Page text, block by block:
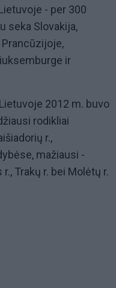
- per 300
seka Slovakija,
Prancūzijoje,
ir
2012 m. buvo
rodikliai
r.,
mažiausi -
Trakų r. bei Molėtų r.